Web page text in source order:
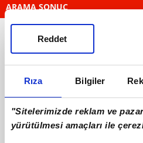
Rıza Bilgiler
"Sitelerimizde reklam ve
yürütülmesi amaçları ile
Reddet
ARAMA SONUÇ
텔레@BSECRET7【ㅡ못받은돈불법
içerik bulunamamıştır. Arama